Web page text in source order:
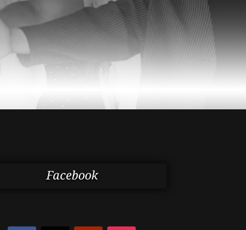
Facebook